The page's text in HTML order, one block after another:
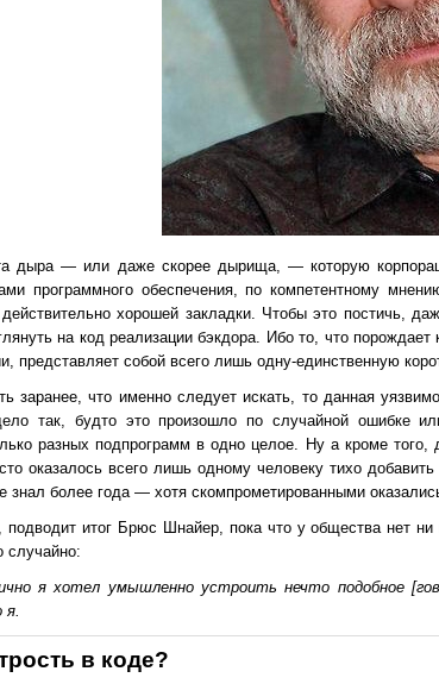
дыра — или даже скорее дырища, — которую
программного обеспечения, по компетентному
действительно хорошей закладки. Чтобы это постичь,
на код реализации бэкдора. Ибо то, что
представляет собой всего лишь одну-единственную
заранее, что именно следует искать, то данная
так, будто это произошло по случайной ошибке
разных подпрограмм в одно целое. Ну а кроме
оказалось всего лишь одному человеку тихо
знал более года — хотя скомпрометированными
подводит итог Брюс Шнайер, пока что у общества нет
случайно:
я хотел умышленно устроить нечто подобное
в коде?